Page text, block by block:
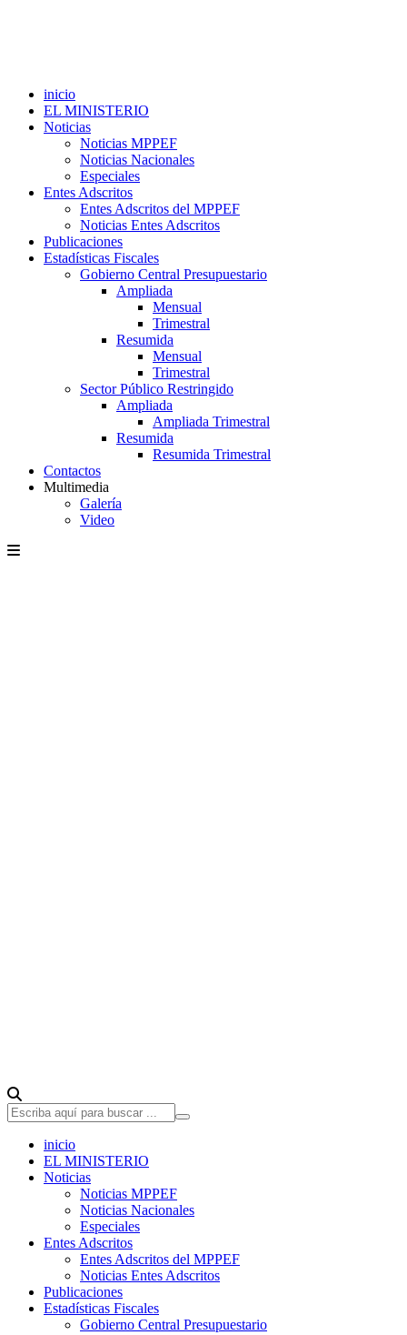
inicio
EL MINISTERIO
Noticias
Noticias MPPEF
Noticias Nacionales
Especiales
Entes Adscritos
Entes Adscritos del MPPEF
Noticias Entes Adscritos
Publicaciones
Estadísticas Fiscales
Gobierno Central Presupuestario
Ampliada
Mensual
Trimestral
Resumida
Mensual
Trimestral
Sector Público Restringido
Ampliada
Ampliada Trimestral
Resumida
Resumida Trimestral
Contactos
Multimedia
Galería
Video
inicio
EL MINISTERIO
Noticias
Noticias MPPEF
Noticias Nacionales
Especiales
Entes Adscritos
Entes Adscritos del MPPEF
Noticias Entes Adscritos
Publicaciones
Estadísticas Fiscales
Gobierno Central Presupuestario